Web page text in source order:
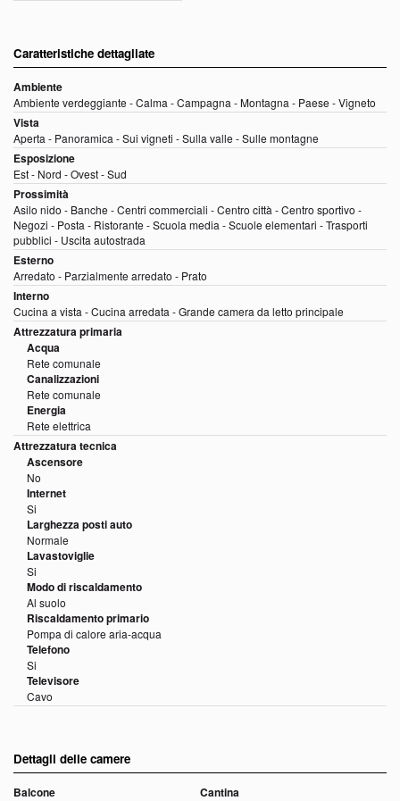
Caratteristiche dettagliate
Ambiente
Ambiente verdeggiante - Calma - Campagna - Montagna - Paese - Vigneto
Vista
Aperta - Panoramica - Sui vigneti - Sulla valle - Sulle montagne
Esposizione
Est - Nord - Ovest - Sud
Prossimità
Asilo nido - Banche - Centri commerciali - Centro città - Centro sportivo -
Negozi - Posta - Ristorante - Scuola media - Scuole elementari - Trasporti
pubblici - Uscita autostrada
Esterno
Arredato - Parzialmente arredato - Prato
Interno
Cucina a vista - Cucina arredata - Grande camera da letto principale
Attrezzatura primaria
Acqua
Rete comunale
Canalizzazioni
Rete comunale
Energia
Rete elettrica
Attrezzatura tecnica
Ascensore
No
Internet
Si
Larghezza posti auto
Normale
Lavastoviglie
Si
Modo di riscaldamento
Al suolo
Riscaldamento primario
Pompa di calore aria-acqua
Telefono
Si
Televisore
Cavo
Dettagli delle camere
Balcone Cantina